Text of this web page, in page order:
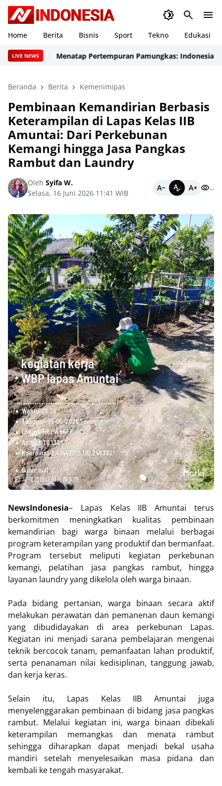
Home Berita Bisnis Sport Tekno Edukasi
LIVE NEWSMenatap Pertempuran Pamungkas: Indonesia
Beranda Berita Kemenimipas
Pembinaan Kemandirian Berbasis
Keterampilan di Lapas Kelas IIB
Amuntai: Dari Perkebunan
Kemangi hingga Jasa Pangkas
Rambut dan Laundry
Oleh Syifa W.
Selasa, 16 Juni 2026 11:41 WIB
...
NewsIndonesia– Lapas Kelas IIB Amuntai terus
berkomitmen meningkatkan kualitas pembinaan
kemandirian bagi warga binaan melalui berbagai
program keterampilan yang produktif dan bermanfaat.
Program tersebut meliputi kegiatan perkebunan
kemangi, pelatihan jasa pangkas rambut, hingga
layanan laundry yang dikelola oleh warga binaan.
Pada bidang pertanian, warga binaan secara aktif
melakukan perawatan dan pemanenan daun kemangi
yang dibudidayakan di area perkebunan Lapas.
Kegiatan ini menjadi sarana pembelajaran mengenai
teknik bercocok tanam, pemanfaatan lahan produktif,
serta penanaman nilai kedisiplinan, tanggung jawab,
dan kerja keras.
Selain itu, Lapas Kelas IIB Amuntai juga
menyelenggarakan pembinaan di bidang jasa pangkas
rambut. Melalui kegiatan ini, warga binaan dibekali
keterampilan memangkas dan menata rambut
sehingga diharapkan dapat menjadi bekal usaha
mandiri setelah menyelesaikan masa pidana dan
kembali ke tengah masyarakat.